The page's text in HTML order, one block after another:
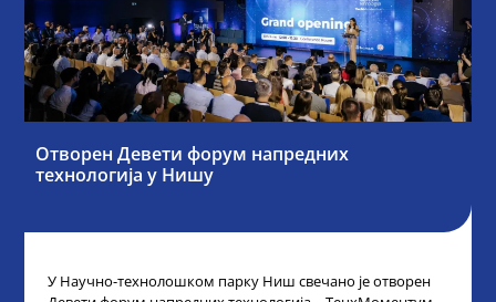
Отворен Девети форум напредних
технологија у Нишу
У Научно-технолошком парку Ниш свечано је отворен